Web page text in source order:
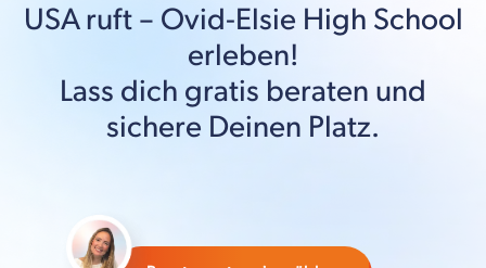
USAruft – Ovid-Elsie High School
erleben!
Lass dich gratis beraten und
sichere Deinen Platz.